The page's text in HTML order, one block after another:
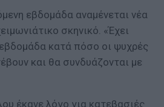
εβδομάδα αναμένεται νέα
σκηνικό. «Έχει
κατά πόσο οι ψυχρές
και θα συνδυάζονται με
έκανε λόγο για κατεβασιές